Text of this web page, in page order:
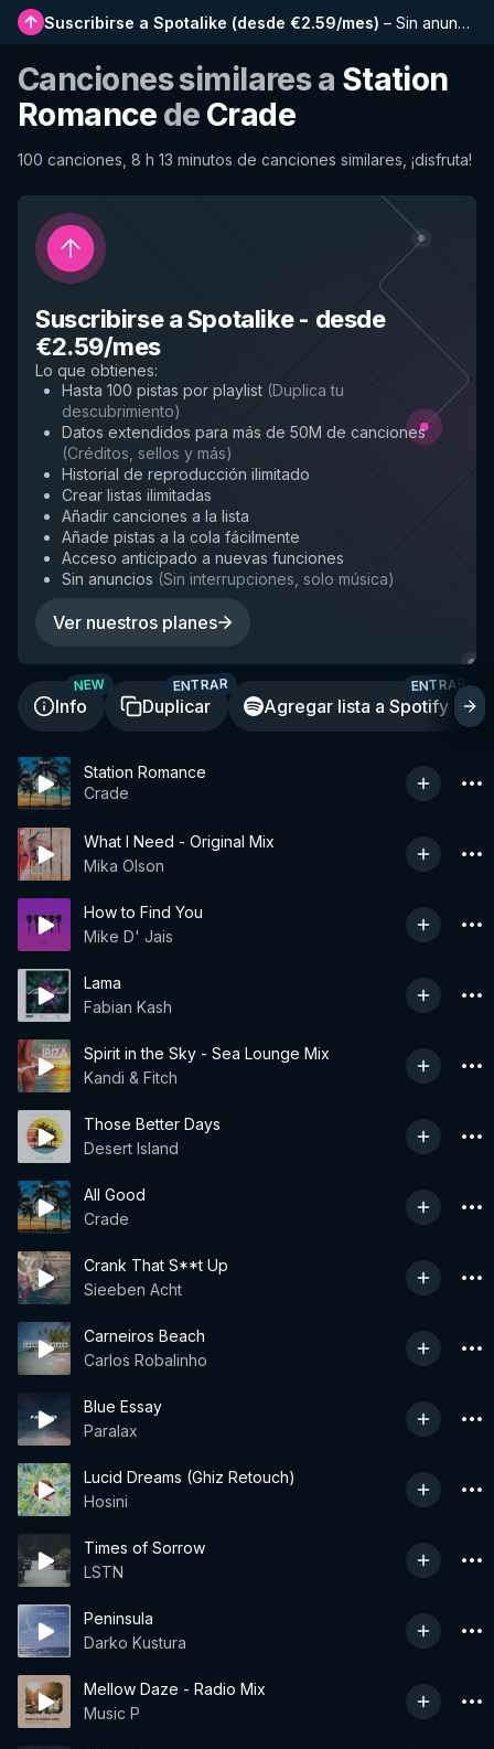
Suscribirse a Spotalike (desde €2.59/mes) – Sin anuncios, listas más largas, historial completo y acceso anticipado a nuevas funciones
Canciones similares a Station
Romance de Crade
100 canciones, 8 h 13 minutos de canciones similares, ¡disfruta!
Suscribirse a Spotalike- desde
€2.59/mes
Lo que obtienes:
Hasta 100 pistas por playlist (Duplica tu
descubrimiento)
Datos extendidos para más de 50M de canciones
(Créditos, sellos y más)
Historial de reproducción ilimitado
Crear listas ilimitadas
Añadir canciones a la lista
Añade pistas a la cola fácilmente
Acceso anticipado a nuevas funciones
Sin anuncios (Sin interrupciones, solo música)
Ver nuestros planes
Info
NEW
Duplicar
ENTRAR
Agregar lista a Spotify
ENTRAR
Station Romance
Crade
What I Need - Original Mix
Mika Olson
How to Find You
Mike D' Jais
Lama
Fabian Kash
Spirit in the Sky - Sea Lounge Mix
Kandi & Fitch
Those Better Days
Desert Island
All Good
Crade
Crank That S**t Up
Sieeben Acht
Carneiros Beach
Carlos Robalinho
Blue Essay
Paralax
Lucid Dreams (Ghiz Retouch)
Hosini
Times of Sorrow
LSTN
Peninsula
Darko Kustura
Mellow Daze - Radio Mix
Music P